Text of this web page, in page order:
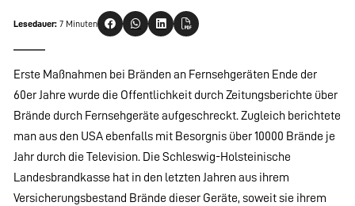
Lesedauer: 7 Minuten
Erste Maßnahmen bei Bränden an Fernsehgeräten Ende der
60er Jahre wurde die Offentlichkeit durch Zeitungsberichte über
Brände durch Fernsehgeräte aufgeschreckt. Zugleich berichtete
man aus den USA ebenfalls mit Besorgnis über 10000 Brände je
Jahr durch die Television. Die Schleswig-Holsteinische
Landesbrandkasse hat in den letzten Jahren aus ihrem
Versicherungsbestand Brände dieser Geräte, soweit sie ihrem